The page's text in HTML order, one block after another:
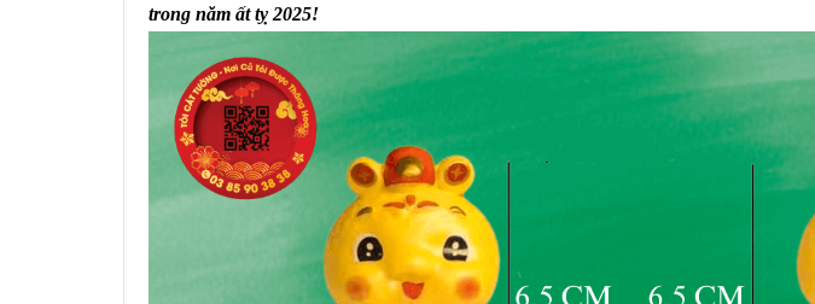
trong năm ất tỵ 2025!